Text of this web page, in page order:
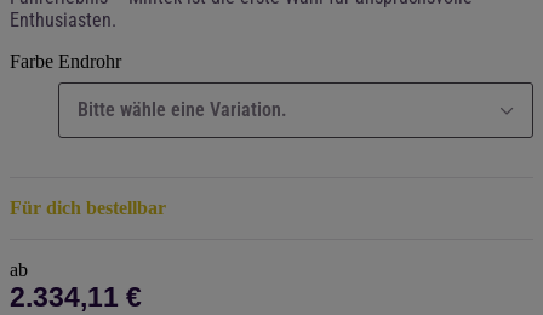
Enthusiasten.
Farbe Endrohr
Bitte wähle eine Variation.
Für dich bestellbar
ab
2.334,11 €